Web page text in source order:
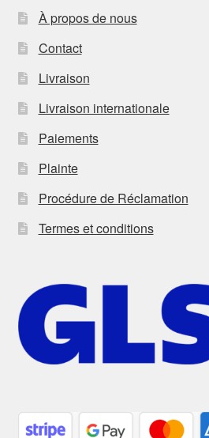
À propos de nous
Contact
Livraison
Livraison internationale
Paiements
Plainte
Procédure de Réclamation
Termes et conditions